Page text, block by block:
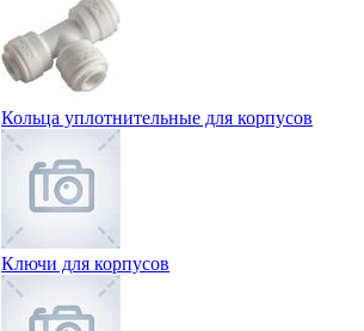
Кольца уплотнительные для корпусов
Ключи для корпусов